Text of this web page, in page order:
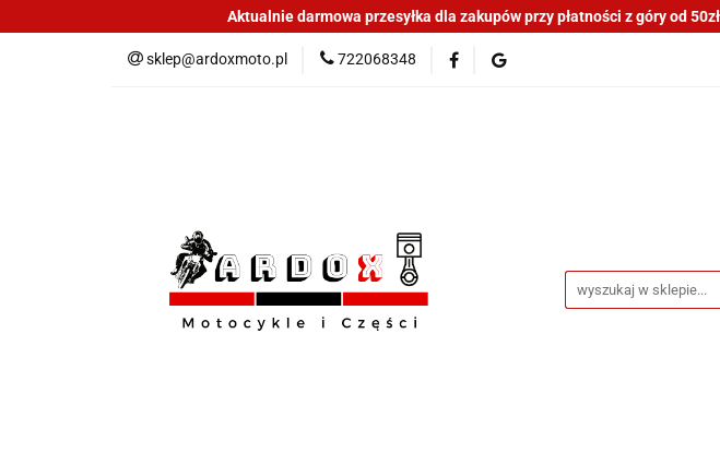
Aktualnie darmowa przesyłka dla zakupów przy płatności z góry od
sklep@ardoxmoto.pl 722068348
Sklep części do motocykli nowe i używane